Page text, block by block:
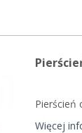
Pierścień
Więcej